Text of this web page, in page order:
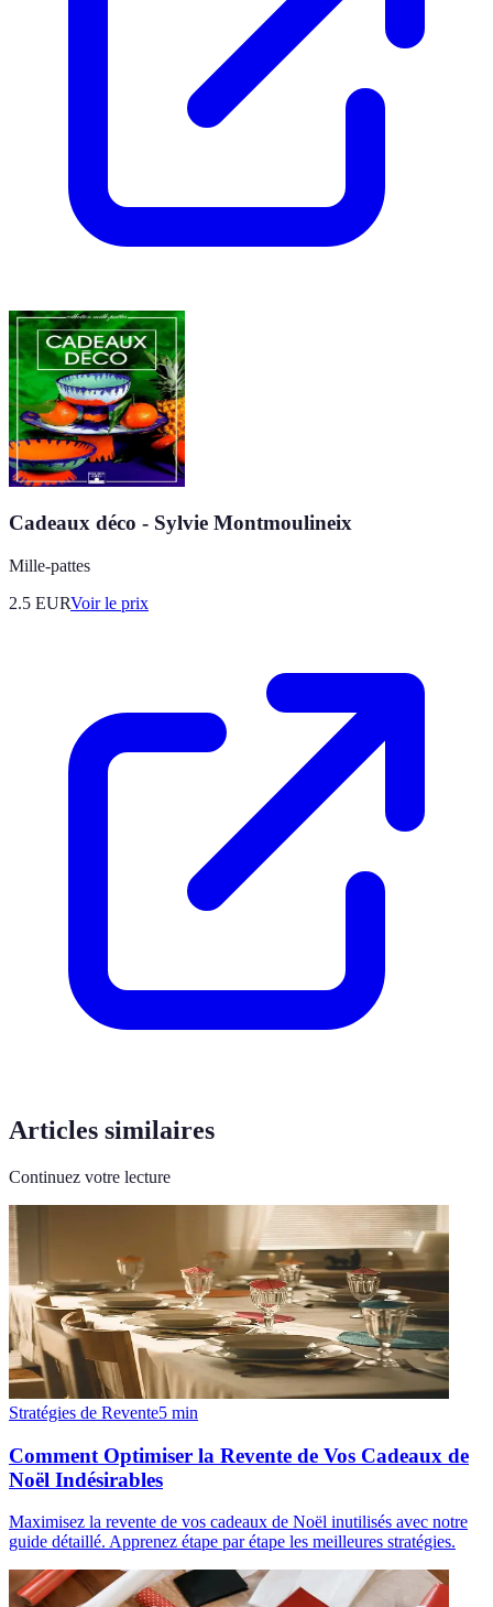
Cadeaux déco - Sylvie Montmoulineix
Mille-pattes
2.5 EURVoir le prix
Articles similaires
Continuez votre lecture
Stratégies de Revente5 min
Comment Optimiser la Revente de Vos Cadeaux de
Noël Indésirables
Maximisez la revente de vos cadeaux de Noël inutilisés avec notre
guide détaillé. Apprenez étape par étape les meilleures stratégies.